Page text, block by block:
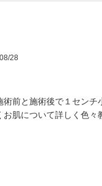
28
前と施術後で１センチ
肌について詳しく色々